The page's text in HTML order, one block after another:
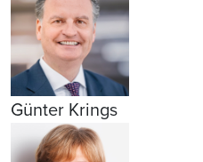
Günter Krings